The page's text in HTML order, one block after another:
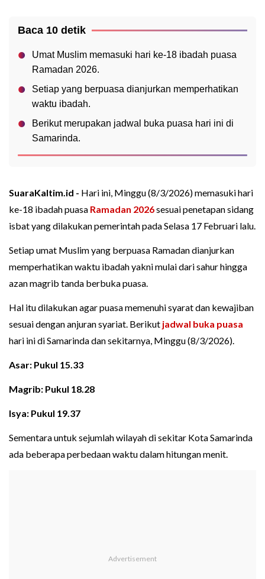
Baca 10 detik
Umat Muslim memasuki hari ke-18 ibadah puasa
Ramadan 2026.
Setiap yang berpuasa dianjurkan memperhatikan
waktu ibadah.
Berikut merupakan jadwal buka puasa hari ini di
Samarinda.
SuaraKaltim.id - Hari ini, Minggu (8/3/2026) memasuki hari
ke-18 ibadah puasa Ramadan 2026sesuai penetapan sidang
isbat yang dilakukan pemerintah pada Selasa 17 Februari lalu.
Setiap umat Muslim yang berpuasa Ramadan dianjurkan
memperhatikan waktu ibadah yakni mulai dari sahur hingga
azan magrib tanda berbuka puasa.
Hal itu dilakukan agar puasa memenuhi syarat dan kewajiban
sesuai dengan anjuran syariat. Berikut jadwal buka puasa
hari ini di Samarinda dan sekitarnya, Minggu (8/3/2026).
Asar: Pukul 15.33
Magrib: Pukul 18.28
Isya: Pukul 19.37
Sementara untuk sejumlah wilayah di sekitar Kota Samarinda
ada beberapa perbedaan waktu dalam hitungan menit.